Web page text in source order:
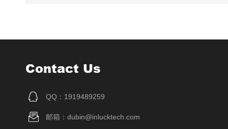
Contact Us
QQ：1919489259
邮箱：dubin@inlucktech.com